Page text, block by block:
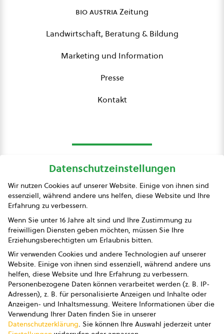
bio austriaZeitung
Landwirtschaft, Beratung & Bildung
Marketing und Information
Presse
Kontakt
Presse
Impressum
Datenschutz
AGB
AGB Marketing GmbH
AGB Bildung
Newsletter
Datenschutzeinstellungen
Wir nutzen Cookies auf unserer Website. Einige von ihnen sind
essenziell, während andere uns helfen, diese Website und Ihre
Erfahrung zu verbessern.
Wenn Sie unter 16 Jahre alt sind und Ihre Zustimmung zu
freiwilligen Diensten geben möchten, müssen Sie Ihre
Erziehungsberechtigten um Erlaubnis bitten.
Wir verwenden Cookies und andere Technologien auf unserer
Website. Einige von ihnen sind essenziell, während andere uns
helfen, diese Website und Ihre Erfahrung zu verbessern.
Personenbezogene Daten können verarbeitet werden (z. B. IP-
Adressen), z. B. für personalisierte Anzeigen und Inhalte oder
Anzeigen- und Inhaltsmessung. Weitere Informationen über die
Verwendung Ihrer Daten finden Sie in unserer
Datenschutzerklärung. Sie können Ihre Auswahl jederzeit unter